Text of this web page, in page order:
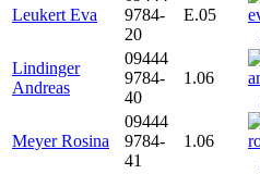
Leukert Eva
9784-
20
E.05
Lindinger
Andreas
09444
9784-
40
1.06
Meyer Rosina
09444
9784-
41
1.06